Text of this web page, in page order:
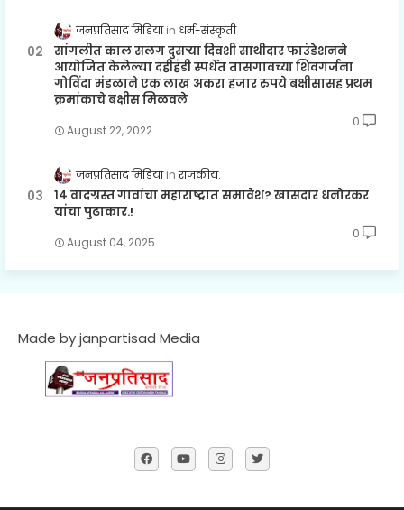
जनप्रतिसाद मिडिया धर्म-संस्कृती
सांगलीत काल सलग दुसऱ्या दिवशी साथीदार फाउंडेशनने
आयोजित केलेल्या दहीहंडी स्पर्धेत तासगावच्या शिवगर्जना
गोविंदा मंडळाने एक लाख अकरा हजार रुपये बक्षीसासह प्रथम
क्रमांकाचे बक्षीस मिळवले
August 22, 2022
0
जनप्रतिसाद मिडिया राजकीय.
१४ वादग्रस्त गावांचा महाराष्ट्रात समावेश? खासदार धनोरकर
यांचा पुढाकार.!
August 04, 2025
0
Made by janpartisad Media